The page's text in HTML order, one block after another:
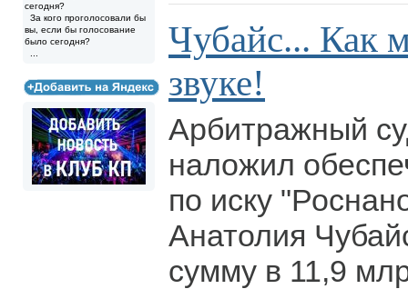
сегодня?
За кого проголосовали бы
вы, если бы голосование
было сегодня?
Чубайс... Как
звуке!
Арбитражный
наложил
по иску
Анатолия
сумму в 11,9